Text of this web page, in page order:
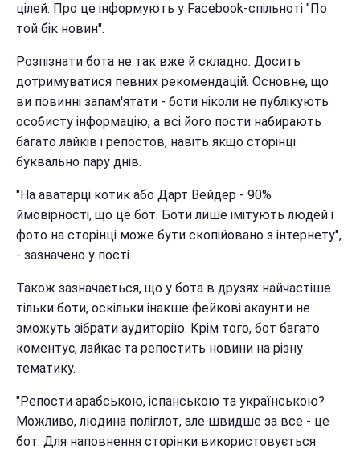
цілей. Про це інформують у Facebook-спільноті "По
той бік новин".
Розпізнати бота не так вже й складно. Досить
дотримуватися певних рекомендацій. Основне, що
ви повинні запам'ятати - боти ніколи не публікують
особисту інформацію, а всі його пости набирають
багато лайків і репостов, навіть якщо сторінці
буквально пару днів.
"На аватарці котик або Дарт Вейдер - 90%
ймовірності, що це бот. Боти лише імітують людей і
фото на сторінці може бути скопійовано з інтернету",
- зазначено у пості.
Також зазначається, що у бота в друзях найчастіше
тільки боти, оскільки інакше фейкові акаунти не
зможуть зібрати аудиторію. Крім того, бот багато
коментує, лайкає та репостить новини на різну
тематику.
"Репости арабською, іспанською та українською?
Можливо, людина поліглот, але швидше за все - це
бот. Для наповнення сторінки використовується